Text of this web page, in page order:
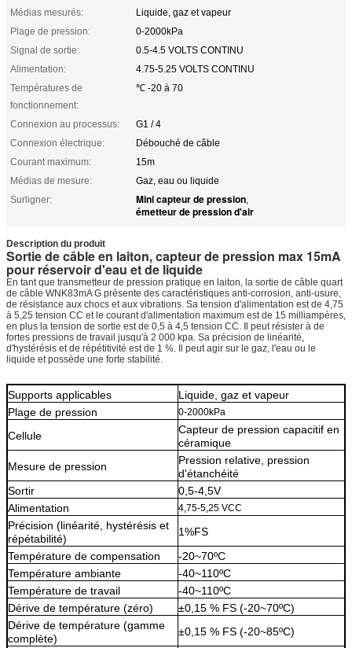
Médias mesurés:
Liquide, gaz et vapeur
Plage de pression:
0-2000kPa
Signal de sortie:
0.5-4.5 VOLTS CONTINU
Alimentation:
4.75-5.25 VOLTS CONTINU
Températures de
fonctionnement:
℃ -20 à 70
Connexion au processus:
G1 / 4
Connexion électrique:
Débouché de câble
Courant maximum:
15m
Médias de mesure:
Gaz, eau ou liquide
Surligner:
Mini capteur de pression,
émetteur de pression d'air
Description du produit
Sortie de câble en laiton, capteur de pression max 15mA
pour réservoir d'eau et de liquide
En tant que transmetteur de pression pratique en laiton, la sortie de câble quart
de câble WNK83mA G présente des caractéristiques anti-corrosion, anti-usure,
de résistance aux chocs et aux vibrations. Sa tension d'alimentation est de 4,75
à 5,25 tension CC et le courant d'alimentation maximum est de 15 milliampères,
en plus la tension de sortie est de 0,5 à 4,5 tension CC. Il peut résister à de
fortes pressions de travail jusqu'à 2 000 kpa. Sa précision de linéarité,
d'hystérésis et de répétitivité est de 1 %. Il peut agir sur le gaz, l'eau ou le
liquide et possède une forte stabilité.
Supports applicables
Liquide, gaz et vapeur
Plage de pression
0-2000kPa
Cellule
Capteur de pression capacitif en
céramique
Mesure de pression
Pression relative, pression
d'étanchéité
Sortir
0,5-4,5V
Alimentation
4,75-5,25 VCC
Précision (linéarité, hystérésis et
répétabilité)
1%FS
Température de compensation
-20~70ºC
Température ambiante
-40~110ºC
Température de travail
-40~110ºC
Dérive de température (zéro)
±0,15 % FS (-20~70ºC)
Dérive de température (gamme
complète)
±0,15 % FS (-20~85ºC)